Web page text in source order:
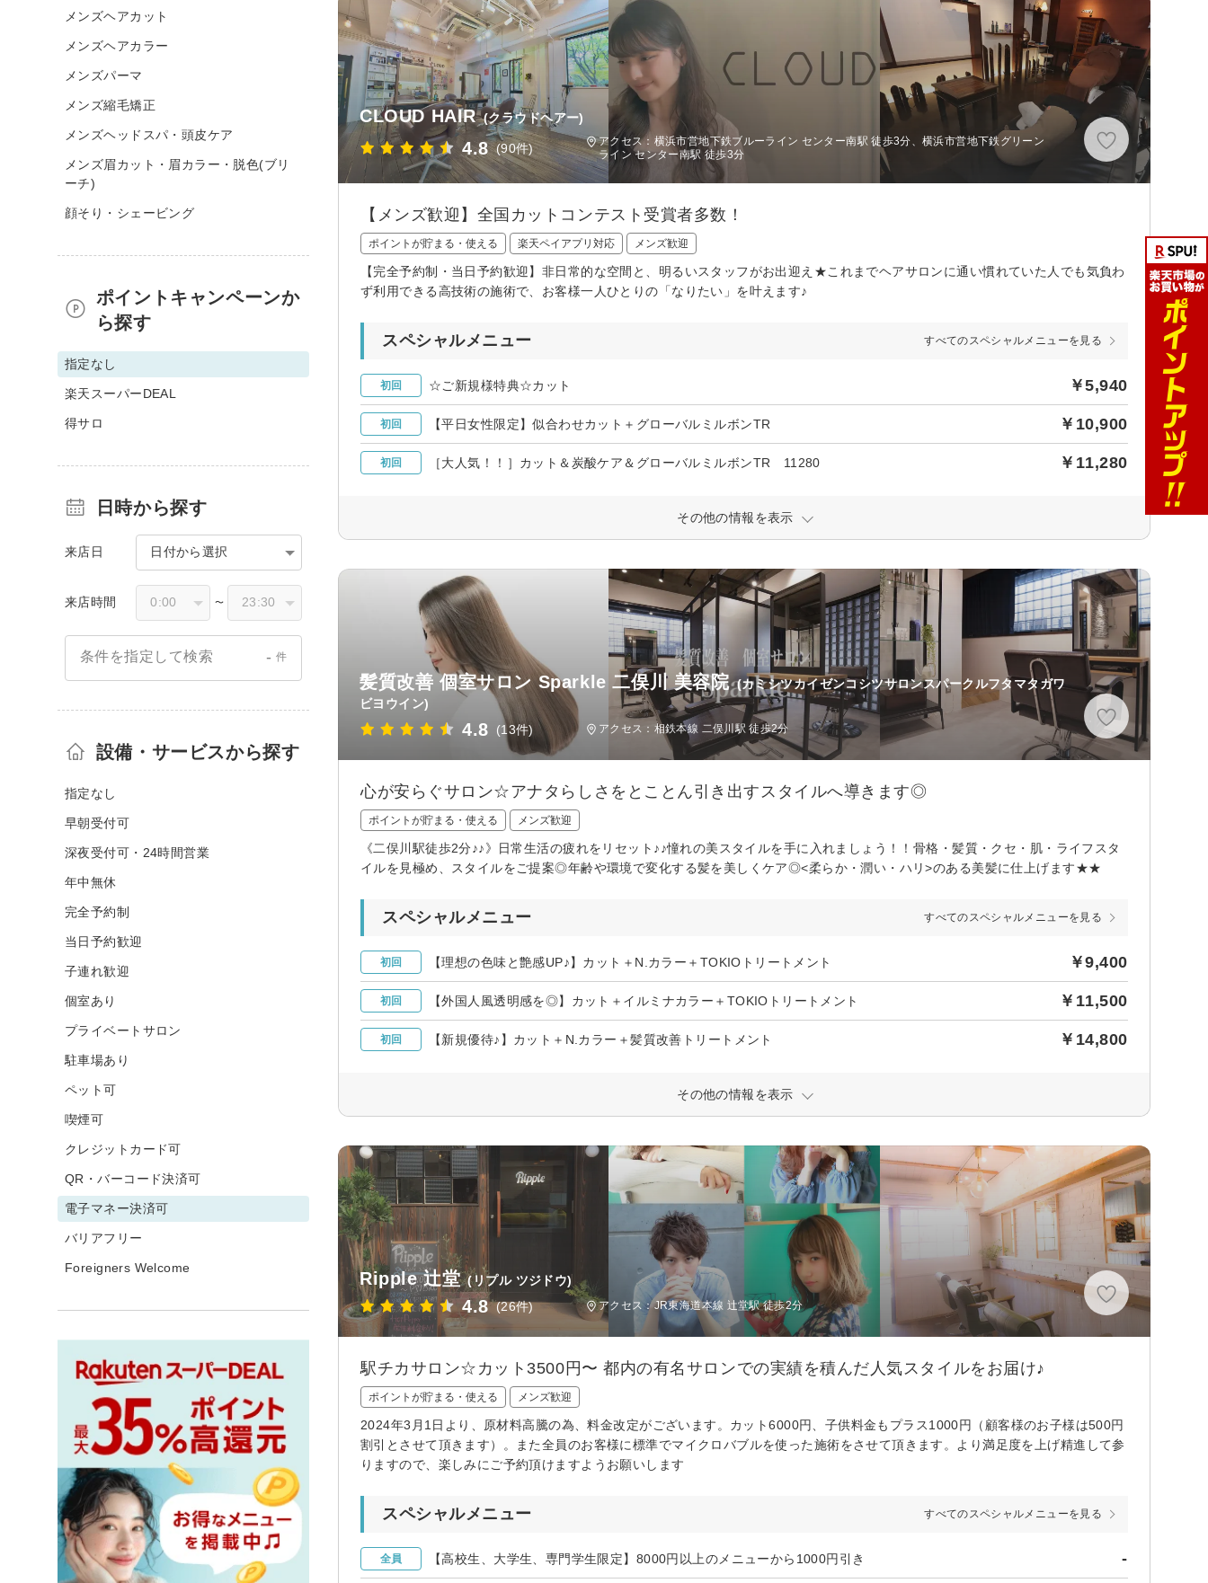
CLOUD HAIR (クラウドヘアー)
4.8 (90件)
アクセス：横浜市営地下鉄ブルーライン センター南駅 徒歩3分、横浜市営地下鉄グリーン
ライン センター南駅 徒歩3分
【メンズ歓迎】全国カットコンテスト受賞者多数！
ポイントが貯まる・使える 楽天ペイアプリ対応 メンズ歓迎
【完全予約制・当日予約歓迎】非日常的な空間と、明るいスタッフがお出迎え★これまでヘアサロンに通い慣れていた人でも気負わ
ず利用できる高技術の施術で、お客様一人ひとりの「なりたい」を叶えます♪
スペシャルメニュー すべてのスペシャルメニューを見る
初回 ☆ご新規様特典☆カット ￥5,940
初回 【平日女性限定】似合わせカット＋グローバルミルボンTR ￥10,900
初回 ［大人気！！］カット＆炭酸ケア＆グローバルミルボンTR 11280 ￥11,280
その他の情報を表示
髪質改善 個室サロン Sparkle 二俣川 美容院 (カミシツカイゼンコシツサロンスパークルフタマタガワ
ビヨウイン)
4.8 (13件) アクセス：相鉄本線 二俣川駅 徒歩2分
心が安らぐサロン☆アナタらしさをとことん引き出すスタイルへ導きます◎
ポイントが貯まる・使える メンズ歓迎
《二俣川駅徒歩2分♪♪》日常生活の疲れをリセット♪♪憧れの美スタイルを手に入れましょう！！骨格・髪質・クセ・肌・ライフスタ
イルを見極め、スタイルをご提案◎年齢や環境で変化する髪を美しくケア◎<柔らか・潤い・ハリ>のある美髪に仕上げます★★
スペシャルメニュー すべてのスペシャルメニューを見る
初回 【理想の色味と艶感UP♪】カット＋N.カラー＋TOKIOトリートメント ￥9,400
初回 【外国人風透明感を◎】カット＋イルミナカラー＋TOKIOトリートメント ￥11,500
初回 【新規優待♪】カット＋N.カラー＋髪質改善トリートメント ￥14,800
その他の情報を表示
Ripple 辻堂 (リプル ツジドウ)
4.8 (26件) アクセス：JR東海道本線 辻堂駅 徒歩2分
駅チカサロン☆カット3500円〜 都内の有名サロンでの実績を積んだ人気スタイルをお届け♪
ポイントが貯まる・使える メンズ歓迎
2024年3月1日より、原材料高騰の為、料金改定がございます。カット6000円、子供料金もプラス1000円（顧客様のお子様は500円
割引とさせて頂きます）。また全員のお客様に標準でマイクロバブルを使った施術をさせて頂きます。より満足度を上げ精進して参
りますので、楽しみにご予約頂けますようお願いします
スペシャルメニュー すべてのスペシャルメニューを見る
全員 【高校生、大学生、専門学生限定】8000円以上のメニューから1000円引き -
メンズヘアカット
メンズヘアカラー
メンズパーマ
メンズ縮毛矯正
メンズヘッドスパ・頭皮ケア
メンズ眉カット・眉カラー・脱色(ブリ
ーチ)
顔そり・シェービング
ポイントキャンペーンか
ら探す
指定なし
楽天スーパーDEAL
得サロ
日時から探す
来店日 日付から選択
来店時間 〜
条件を指定して検索 - 件
設備・サービスから探す
指定なし
早朝受付可
深夜受付可・24時間営業
年中無休
完全予約制
当日予約歓迎
子連れ歓迎
個室あり
プライベートサロン
駐車場あり
ペット可
喫煙可
クレジットカード可
QR・バーコード決済可
電子マネー決済可
バリアフリー
Foreigners Welcome